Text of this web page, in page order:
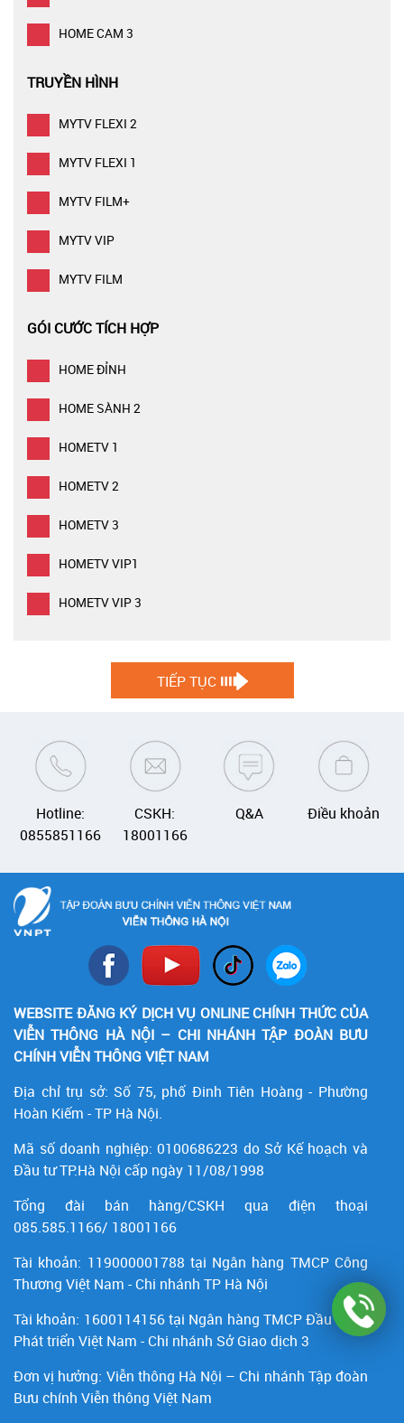
HOME CAM 3
TRUYỀN HÌNH
MYTV FLEXI 2
MYTV FLEXI 1
MYTV FILM+
MYTV VIP
MYTV FILM
GÓI CƯỚC TÍCH HỢP
HOME ĐỈNH
HOME SÀNH 2
HOMETV 1
HOMETV 2
HOMETV 3
HOMETV VIP1
HOMETV VIP 3
TIẾP TỤC
Hotline:
0855851166
CSKH:
18001166
Q&A Điều khoản
WEBSITE ĐĂNG KÝ DỊCH VỤ ONLINE CHÍNH THỨC CỦA
VIỄN THÔNG HÀ NỘI – CHI NHÁNH TẬP ĐOÀN BƯU
CHÍNH VIỄN THÔNG VIỆT NAM
Địa chỉ trụ sở: Số 75, phố Đinh Tiên Hoàng - Phường
Hoàn Kiếm - TP Hà Nội.
Mã số doanh nghiệp:0100686223 do Sở Kế hoạch và
Đầu tư TP.Hà Nội cấp ngày 11/08/1998
Tổng đài bán hàng/CSKH qua điện thoại
085.585.1166/ 18001166
Tài khoản: 119000001788 tại Ngân hàng TMCP Công
Thương Việt Nam - Chi nhánh TP Hà Nội
Tài khoản: 1600114156tại Ngân hàng TMCP Ðầu tư và
Phát triển Việt Nam - Chi nhánh Sở Giao dịch 3
Đơn vị hưởng: Viễn thông Hà Nội – Chi nhánh Tập đoàn
Bưu chính Viễn thông Việt Nam